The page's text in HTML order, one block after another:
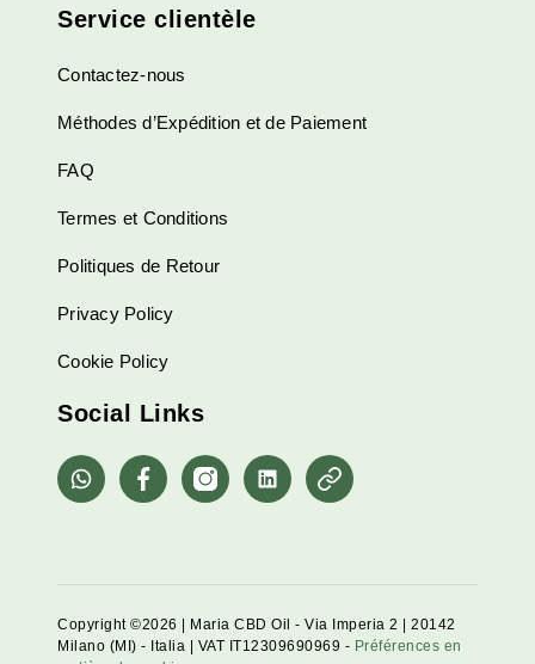
Service clientèle
Contactez-nous
Méthodes d’Expédition et de Paiement
FAQ
Termes et Conditions
Politiques de Retour
Privacy Policy
Cookie Policy
Social Links
whatsappFacebookInstagramLinkedinPinterest
Copyright ©2026 | Maria CBD Oil - Via Imperia 2 | 20142
Milano (MI) - Italia | VAT IT12309690969 - Préférences en